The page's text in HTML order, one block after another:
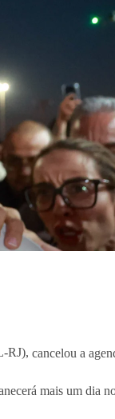
RJ), cancelou a
mais um dia